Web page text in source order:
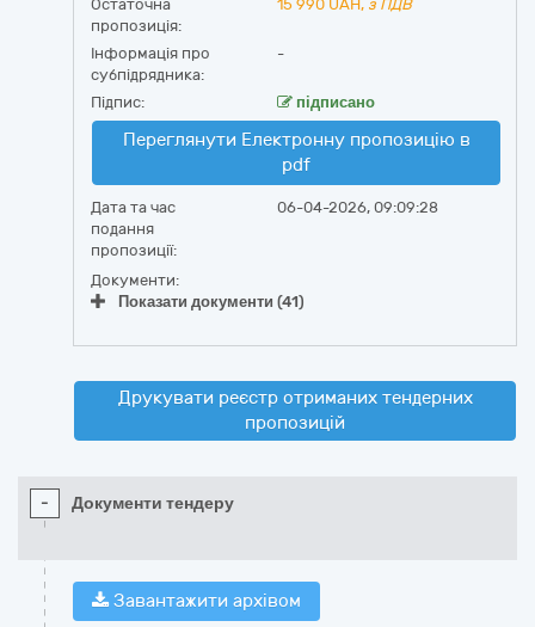
Остаточна
пропозиція:
15 990 UAH, з ПДВ
Інформація про
субпідрядника:
-
Підпис: підписано
Переглянути Електронну пропозицію в
pdf
Дата та час
подання
пропозиції:
06-04-2026, 09:09:28
Документи:
Показати документи (41)
Друкувати реєстр отриманих тендерних
пропозицій
- Документи тендеру
Завантажити архівом